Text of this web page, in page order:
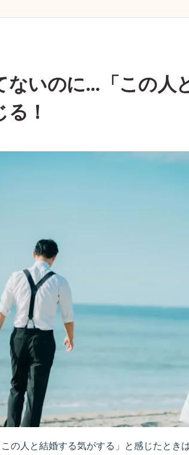
ないのに…「この人
！
の人と結婚する気がする」と感じたとき